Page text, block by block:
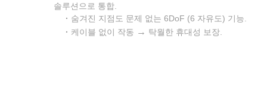
솔루션으로 통합.
· 숨겨진 지점도 문제 없는 6DoF (6 자유도) 기능.
· 케이블 없이 작동 → 탁월한 휴대성 보장.